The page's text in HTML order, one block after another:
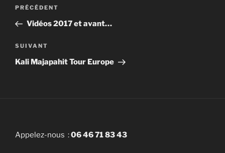
Navigation
Article
précédent
PRÉCÉDENT
Vidéos 2017 et avant…
Article
suivant
SUIVANT
Kali Majapahit Tour Europe
Appelez-nous :06 46 71 83 43